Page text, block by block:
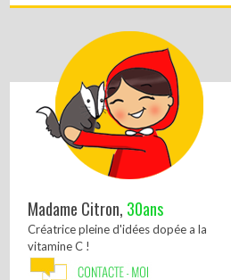
Madame Citron, 30ans
Créatrice pleine d'idées dopée a la
vitamine C !